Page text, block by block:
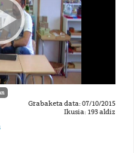
Grabaketa data: 07/10/2015
Ikusia: 193 aldiz